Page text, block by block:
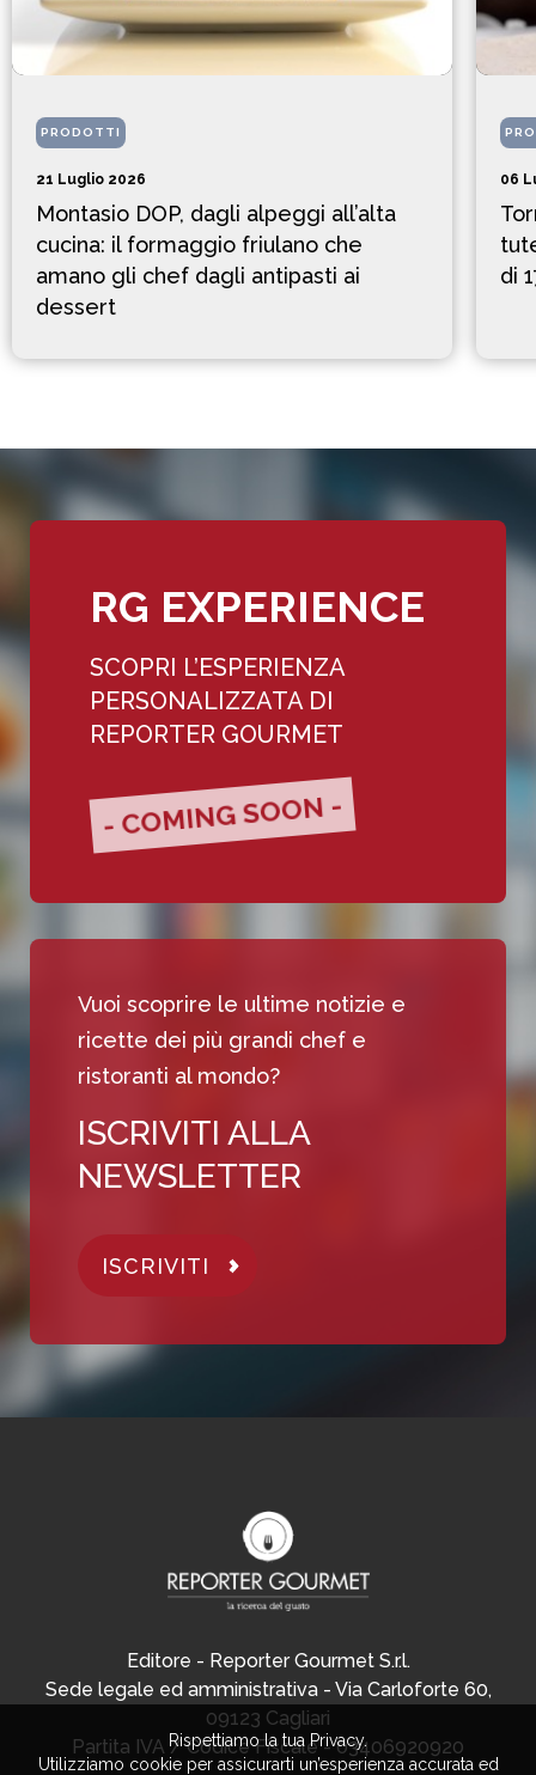
PRODOTTI
21 Luglio 2026
Montasio DOP, dagli alpeggi all’alta
cucina: il formaggio friulano che
amano gli chef dagli antipasti ai
dessert
06
di
RG EXPERIENCE
SCOPRI L’ESPERIENZA
PERSONALIZZATA DI
REPORTER GOURMET
- COMING SOON -
Vuoi scoprire le ultime notizie e
ricette dei più grandi chef e
ristoranti al mondo?
ISCRIVITI ALLA
NEWSLETTER
ISCRIVITI
Editore - Reporter Gourmet S.r.l.
Sede legale ed amministrativa - Via Carloforte 60,
09123 Cagliari
Partita IVA / Codice Fiscale - 03406920920
Rispettiamo la tua Privacy.
Utilizziamo cookie per assicurarti un’esperienza accurata ed